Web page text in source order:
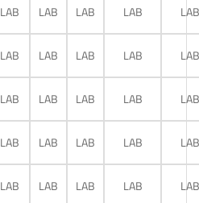
LAB LAB LAB LAB LAB
LAB LAB LAB LAB LAB
LAB LAB LAB LAB LAB
LAB LAB LAB LAB LAB
LAB LAB LAB LAB LAB